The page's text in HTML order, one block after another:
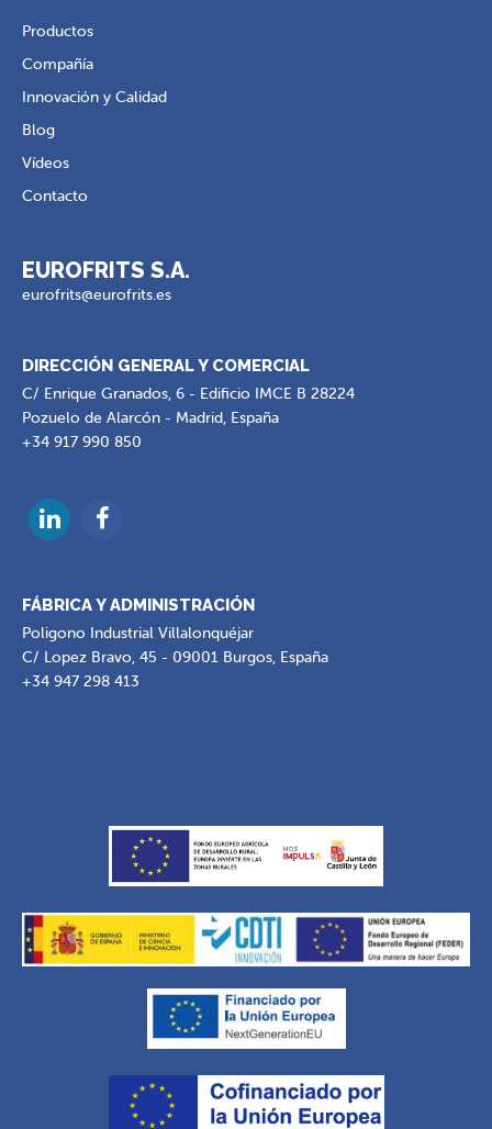
Productos
Compañía
Innovación y Calidad
Blog
Vídeos
Contacto
EUROFRITS S.A.
eurofrits@eurofrits.es
DIRECCIÓN GENERAL Y COMERCIAL
C/ Enrique Granados, 6 - Edificio IMCE B 28224
Pozuelo de Alarcón - Madrid, España
+34 917 990 850
FÁBRICA Y ADMINISTRACIÓN
Poligono Industrial Villalonquéjar
C/ Lopez Bravo, 45 - 09001 Burgos, España
+34 947 298 413